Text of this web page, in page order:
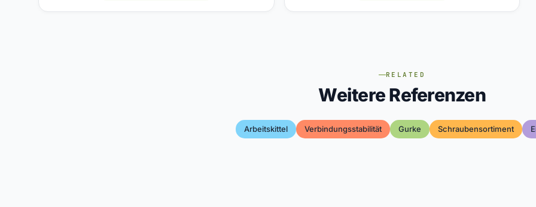
RELATED
Weitere Referenzen
Arbeitskittel Verbindungsstabilität Gurke Schraubensortiment